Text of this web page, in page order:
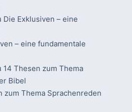
Die Exklusiven – eine
– eine fundamentale
14 Thesen zum Thema
Bibel
zum Thema Sprachenreden